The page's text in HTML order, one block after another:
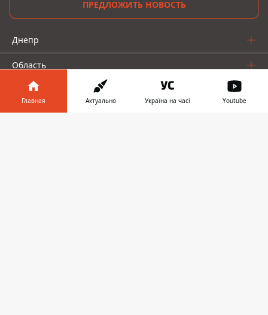
ПРЕДЛОЖИТЬ НОВОСТЬ
Днепр
Область
Украина
Реклама
Главная Актуально Україна на часі Youtube